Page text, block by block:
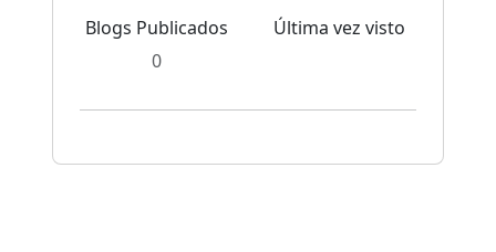
Blogs Publicados
0
Última vez visto